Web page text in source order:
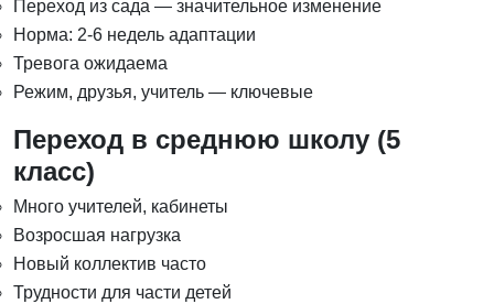
Переход из сада — значительное изменение
Норма: 2-6 недель адаптации
Тревога ожидаема
Режим, друзья, учитель — ключевые
Переход в среднюю школу (5
класс)
Много учителей, кабинеты
Возросшая нагрузка
Новый коллектив часто
Трудности для части детей